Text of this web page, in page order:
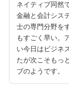
ネイティブ同然
金融と会計シス
士の専門分野を
もすごく早い。
い今日はビジネ
たが次こそもっ
ブのようです。